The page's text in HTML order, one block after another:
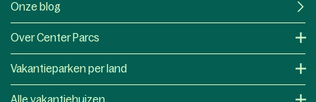
Onze blog
Over Center Parcs
Vakantieparken per land
Alle vakantiehuizen